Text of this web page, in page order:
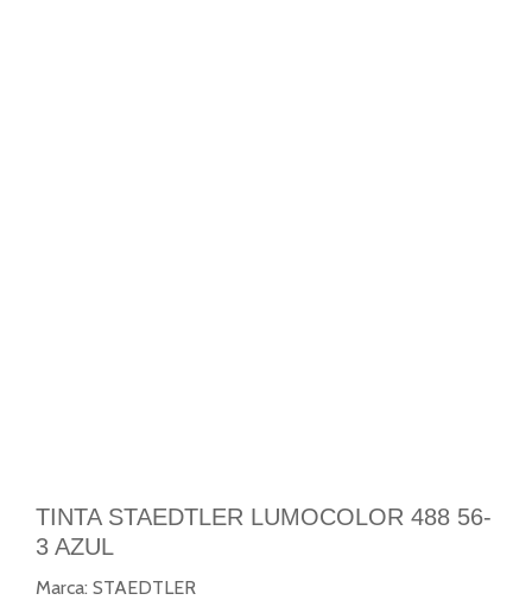
TINTA STAEDTLER LUMOCOLOR 488 56-
3 AZUL
Marca: STAEDTLER